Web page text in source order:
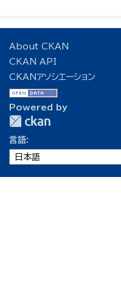
About CKAN
CKAN API
CKANアソシエーション
Powered by
言語